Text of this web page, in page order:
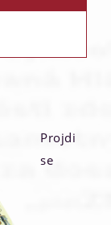
Projdi
se